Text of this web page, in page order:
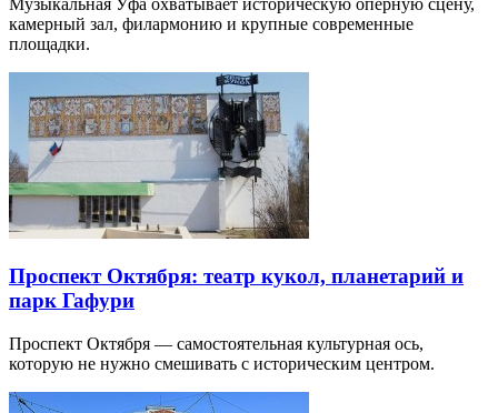
Музыкальная Уфа охватывает историческую оперную сцену,
камерный зал, филармонию и крупные современные
площадки.
Проспект Октября: театр кукол, планетарий и
парк Гафури
Проспект Октября — самостоятельная культурная ось,
которую не нужно смешивать с историческим центром.